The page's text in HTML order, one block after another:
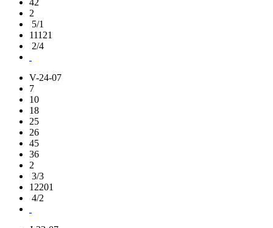
2
5/1
11121
2/4
V-24-07
7
10
18
25
26
45
36
2
3/3
12201
4/2